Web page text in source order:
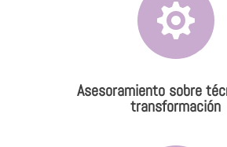

Asesoramiento sobre
transformación